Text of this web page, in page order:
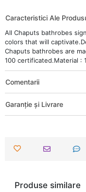
Caracteristici Ale
All Chaputs bathrobes
colors that will
Chaputs bathrobes are
100 certificated.Material :
Comentarii
Garanție și Livrare
Produse similare